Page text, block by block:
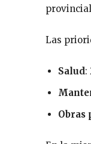
Las
Salud:
Obras